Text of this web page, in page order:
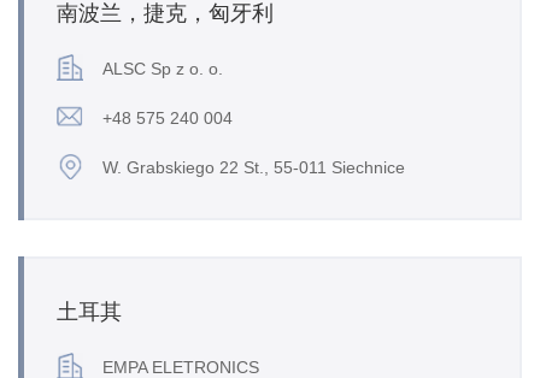
南波兰，捷克，匈牙利
ALSC Sp z o. o.
+48 575 240 004
W. Grabskiego 22 St., 55-011 Siechnice
土耳其
EMPA ELETRONICS